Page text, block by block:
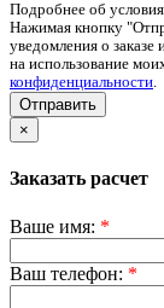
Подробнее об
Нажимая кнопку
уведомления о
на использование
конфиденциальности.
Отправить
×
Заказать расчет
Ваше имя: *
Ваш телефон: *